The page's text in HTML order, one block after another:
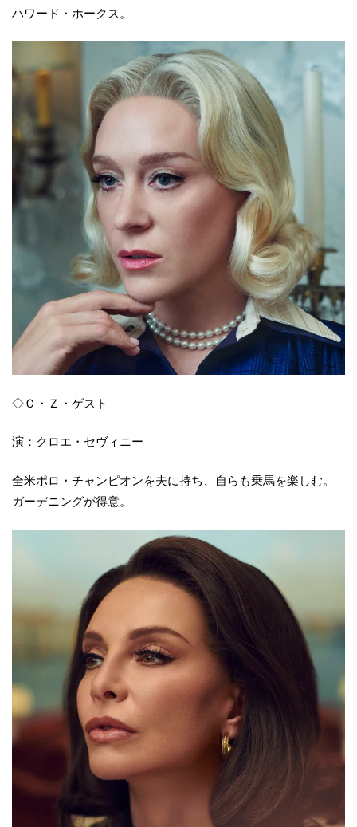
ハワード・ホークス。
◇Ｃ・Ｚ・ゲスト
演：クロエ・セヴィニー
全米ポロ・チャンピオンを夫に持ち、自らも乗馬を楽しむ。
ガーデニングが得意。